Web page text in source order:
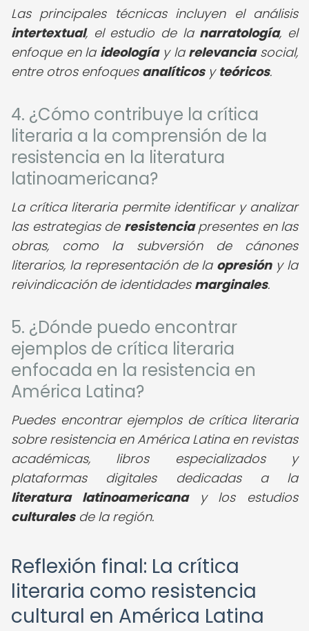
Las principales técnicas incluyen el análisis
intertextual, el estudio de la narratología, el
enfoque en la ideologíay la relevanciasocial,
entre otros enfoques analíticosy teóricos.
4. ¿Cómo contribuye la crítica
literaria a la comprensión de la
resistencia en la literatura
latinoamericana?
La crítica literaria permite identificar y analizar
las estrategias de resistenciapresentes en las
obras, como la subversión de cánones
literarios, la representación de la opresióny la
reivindicación de identidades marginales.
5. ¿Dónde puedo encontrar
ejemplos de crítica literaria
enfocada en la resistencia en
América Latina?
Puedes encontrar ejemplos de crítica literaria
sobre resistencia en América Latina en revistas
académicas, libros especializados y
plataformas digitales dedicadas a la
literatura latinoamericanay los estudios
culturalesde la región.
Reflexión final: La crítica
literaria como resistencia
cultural en América Latina